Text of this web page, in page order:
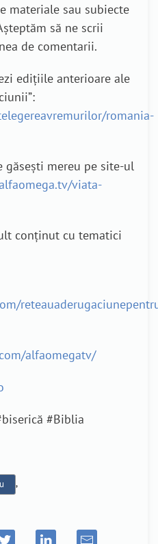
materiale sau subiecte
să ne scrii
de comentarii.
edițiile anterioare ale
romania-
găsești mereu pe site-ul
viata-
conținut cu tematici
alfaomegatv/
#Biblia
,